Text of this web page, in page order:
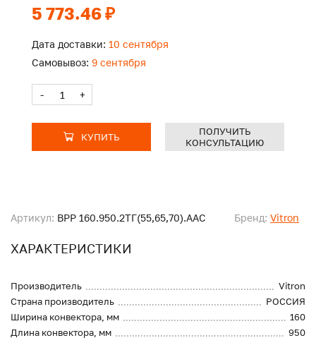
Артикул: ВРР 160.950.2ТГ(55,65,70).ААС Бренд: Vitron
ХАРАКТЕРИСТИКИ
Производитель
Vitron
Страна производитель
РОССИЯ
Ширина конвектора, мм
160
Длина конвектора, мм
950
5 773.46 ₽
Дата доставки: 10 сентября
Самовывоз: 9 сентября
- +
КУПИТЬ
ПОЛУЧИТЬ
КОНСУЛЬТАЦИЮ